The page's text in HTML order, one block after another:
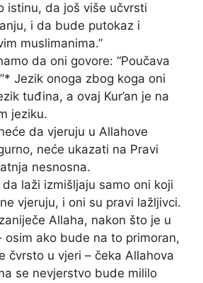
istinu, da još više učvrsti
i da bude putokaz i
muslimanima.”
da oni govore: “Poučava
Jezik onoga zbog koga oni
tuđina, a ovaj Kur’an je na
jeziku.
da vjeruju u Allahove
neće ukazati na Pravi
nesnosna.
laži izmišljaju samo oni koji
vjeruju, i oni su pravi lažljivci.
Allaha, nakon što je u
osim ako bude na to primoran,
čvrsto u vjeri – čeka Allahova
se nevjerstvo bude mililo